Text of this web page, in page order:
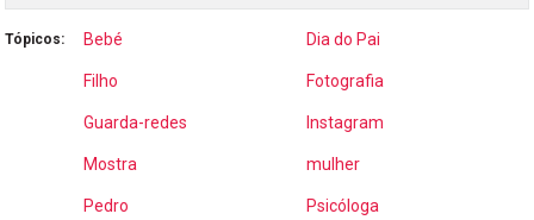
Tópicos: Bebé Dia do Pai
Filho Fotografia
Guarda-redes Instagram
Mostra mulher
Pedro Psicóloga